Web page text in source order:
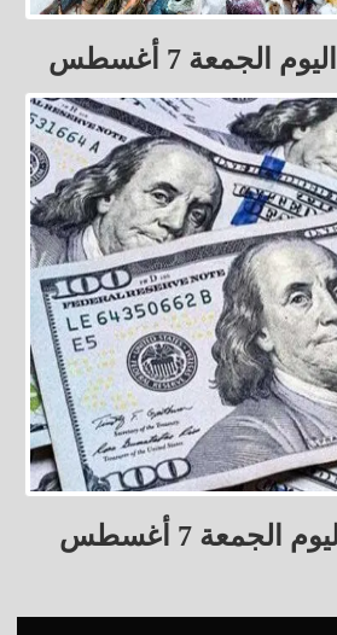
الجمعة 7 أغسطس
الجمعة 7 أغسطس